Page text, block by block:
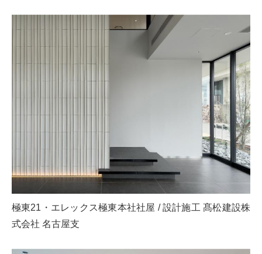
極東21・エレックス極東本社社屋 / 設計施工 髙松建設株
式会社 名古屋支